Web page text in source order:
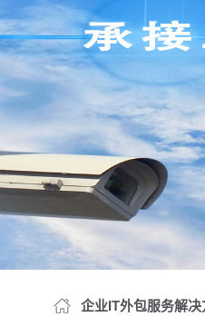
备
脑
话
设
企业IT外包服务解决